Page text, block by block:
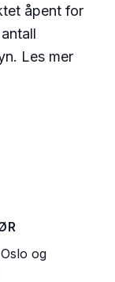
åpent for
Les mer
og